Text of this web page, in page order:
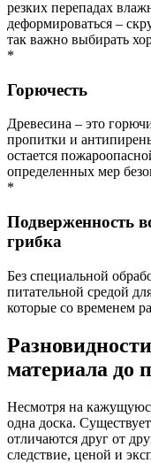
резких перепадах
деформироваться –
так важно выбирать
*
Горючесть
Древесина – это
пропитки и
остается
определенных мер
*
Подверженность
грибка
Без специальной
питательной средой
которые со временем
материала до
Несмотря на
одна доска.
отличаются друг от
следствие, ценой и